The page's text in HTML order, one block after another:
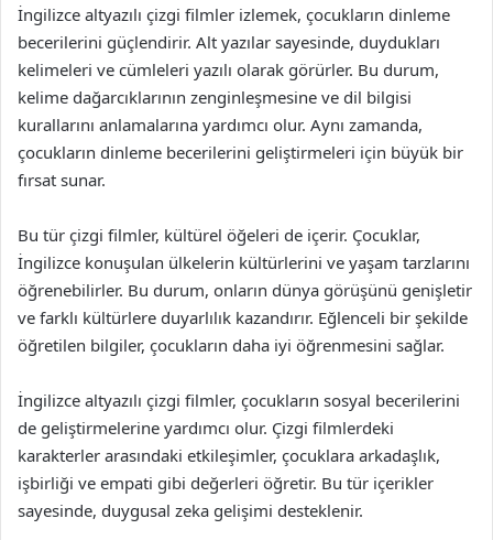
İngilizce altyazılı çizgi filmler izlemek, çocukların dinleme
becerilerini güçlendirir. Alt yazılar sayesinde, duydukları
kelimeleri ve cümleleri yazılı olarak görürler. Bu durum,
kelime dağarcıklarının zenginleşmesine ve dil bilgisi
kurallarını anlamalarına yardımcı olur. Aynı zamanda,
çocukların dinleme becerilerini geliştirmeleri için büyük bir
fırsat sunar.
Bu tür çizgi filmler, kültürel öğeleri de içerir. Çocuklar,
İngilizce konuşulan ülkelerin kültürlerini ve yaşam tarzlarını
öğrenebilirler. Bu durum, onların dünya görüşünü genişletir
ve farklı kültürlere duyarlılık kazandırır. Eğlenceli bir şekilde
öğretilen bilgiler, çocukların daha iyi öğrenmesini sağlar.
İngilizce altyazılı çizgi filmler, çocukların sosyal becerilerini
de geliştirmelerine yardımcı olur. Çizgi filmlerdeki
karakterler arasındaki etkileşimler, çocuklara arkadaşlık,
işbirliği ve empati gibi değerleri öğretir. Bu tür içerikler
sayesinde, duygusal zeka gelişimi desteklenir.